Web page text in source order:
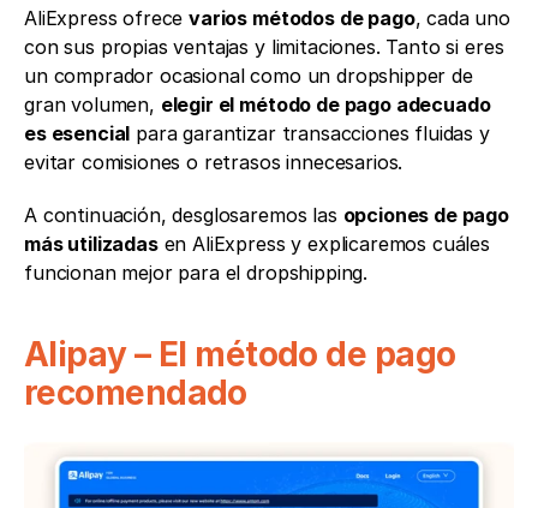
AliExpress ofrece varios métodos de pago, cada uno
con sus propias ventajas y limitaciones. Tanto si eres
un comprador ocasional como un dropshipper de
gran volumen, elegir el método de pago adecuado
es esencial para garantizar transacciones fluidas y
evitar comisiones o retrasos innecesarios.
A continuación, desglosaremos las opciones de pago
más utilizadas en AliExpress y explicaremos cuáles
funcionan mejor para el dropshipping.
Alipay – El método de pago
recomendado